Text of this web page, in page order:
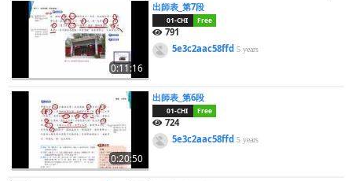
0:11:16
出師表_第7段
01-CHI Free
791
5e3c2aac58ffd5 years
0:20:50
出師表_第6段
01-CHI Free
724
5e3c2aac58ffd5 years